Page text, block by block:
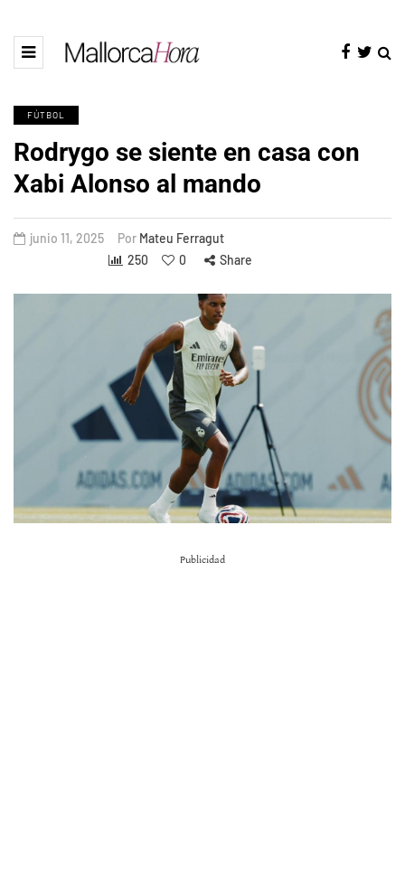
FÚTBOL
Rodrygo se siente en casa con
Xabi Alonso al mando
junio 11, 2025 Por Mateu Ferragut
250
0 Share
Publicidad